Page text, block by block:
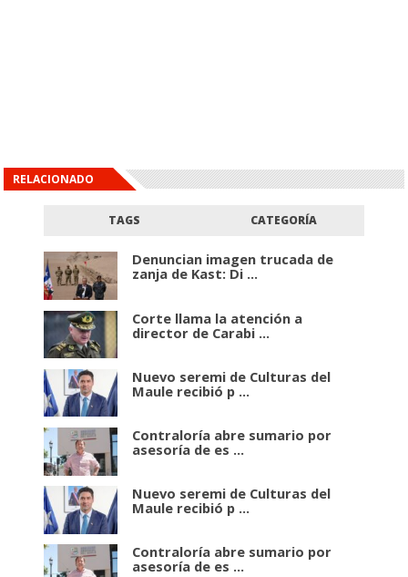
RELACIONADO
TAGS CATEGORÍA
Denuncian imagen trucada de
zanja de Kast: Di ...
Corte llama la atención a
director de Carabi ...
Nuevo seremi de Culturas del
Maule recibió p ...
Contraloría abre sumario por
asesoría de es ...
Nuevo seremi de Culturas del
Maule recibió p ...
Contraloría abre sumario por
asesoría de es ...